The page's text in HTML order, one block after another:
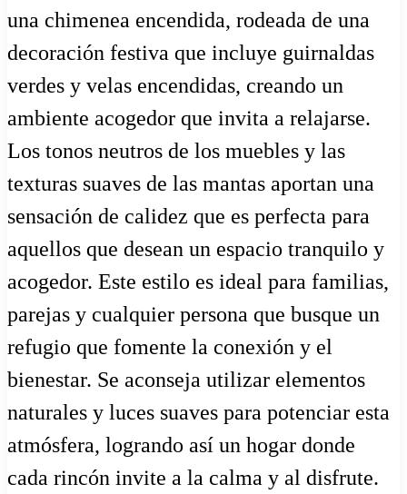
una chimenea encendida, rodeada de una
decoración festiva que incluye guirnaldas
verdes y velas encendidas, creando un
ambiente acogedor que invita a relajarse.
Los tonos neutros de los muebles y las
texturas suaves de las mantas aportan una
sensación de calidez que es perfecta para
aquellos que desean un espacio tranquilo y
acogedor. Este estilo es ideal para familias,
parejas y cualquier persona que busque un
refugio que fomente la conexión y el
bienestar. Se aconseja utilizar elementos
naturales y luces suaves para potenciar esta
atmósfera, logrando así un hogar donde
cada rincón invite a la calma y al disfrute.